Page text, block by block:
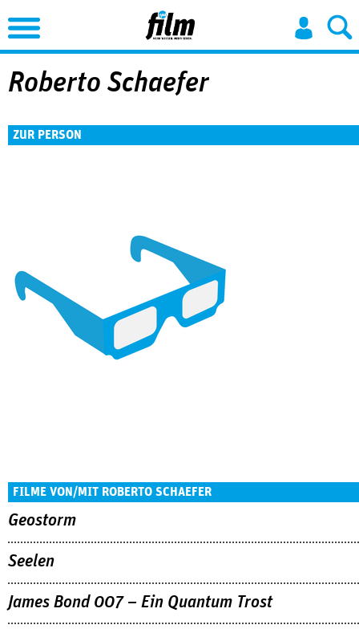
Jump to Navigation
Roberto Schaefer
ZUR PERSON
FILME VON/MIT ROBERTO SCHAEFER
Geostorm
Seelen
James Bond 007 – Ein Quantum Trost